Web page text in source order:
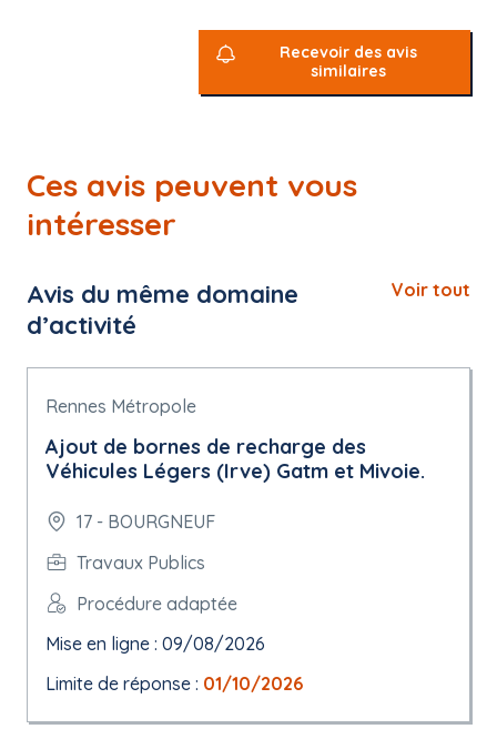
Recevoir des avis
similaires
Ces avis peuvent vous
intéresser
Avis du même domaine
d’activité
Voir tout
Rennes Métropole
Ajout de bornes de recharge des
Véhicules Légers (Irve) Gatm et Mivoie.
17 - BOURGNEUF
Travaux Publics
Procédure adaptée
Mise en ligne : 09/08/2026
Limite de réponse : 01/10/2026